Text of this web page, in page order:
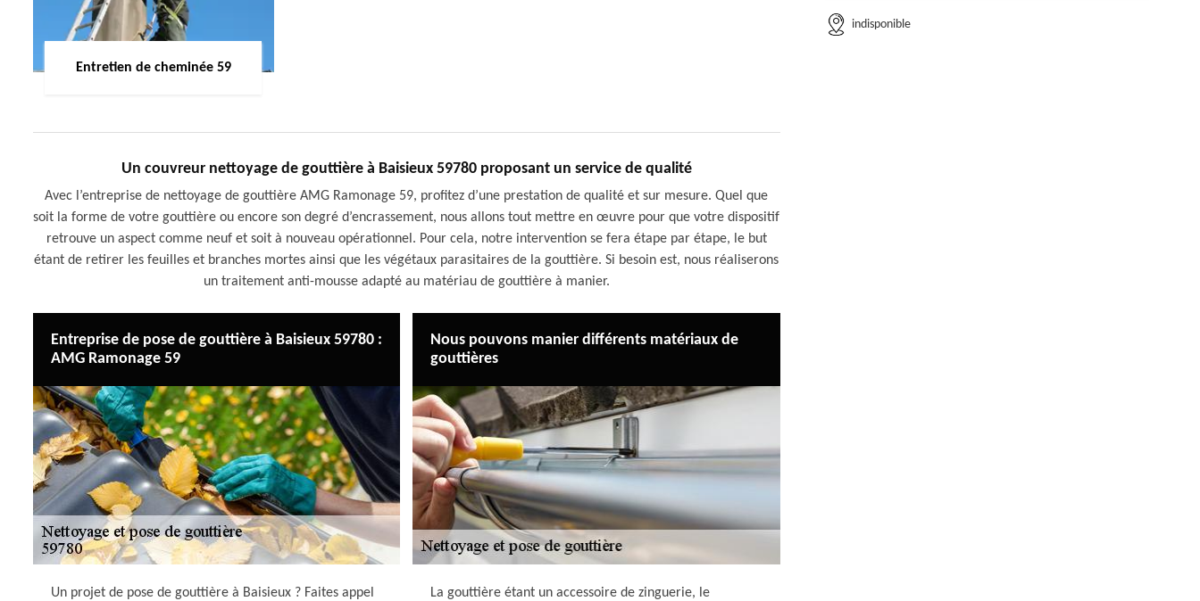
Entretien de cheminée 59
Un couvreur nettoyage de gouttière à Baisieux 59780 proposant un service de qualité
Avec l’entreprise de nettoyage de gouttière AMG Ramonage 59, profitez d’une prestation de qualité et sur mesure. Quel que
soit la forme de votre gouttière ou encore son degré d’encrassement, nous allons tout mettre en œuvre pour que votre dispositif
retrouve un aspect comme neuf et soit à nouveau opérationnel. Pour cela, notre intervention se fera étape par étape, le but
étant de retirer les feuilles et branches mortes ainsi que les végétaux parasitaires de la gouttière. Si besoin est, nous réaliserons
un traitement anti-mousse adapté au matériau de gouttière à manier.
Entreprise de pose de gouttière à Baisieux 59780 :
AMG Ramonage 59
Un projet de pose de gouttière à Baisieux ? Faites appel
Nous pouvons manier différents matériaux de
gouttières
La gouttière étant un accessoire de zinguerie, le
indisponible